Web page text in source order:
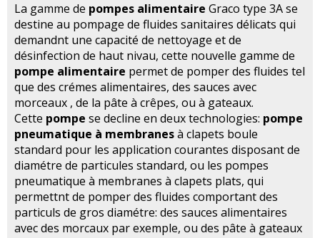
La gamme de pompes alimentaire Graco type 3A se
destine au pompage de fluides sanitaires délicats qui
demandnt une capacité de nettoyage et de
désinfection de haut nivau, cette nouvelle gamme de
pompe alimentaire permet de pomper des fluides tel
que des crémes alimentaires, des sauces avec
morceaux , de la pâte à crêpes, ou à gateaux.
Cette pompe se decline en deux technologies: pompe
pneumatique à membranesà clapets boule
standard pour les application courantes disposant de
diamétre de particules standard, ou les pompes
pneumatique à membranes à clapets plats, qui
permettnt de pomper des fluides comportant des
particuls de gros diamétre: des sauces alimentaires
avec des morcaux par exemple, ou des pâte à gateaux